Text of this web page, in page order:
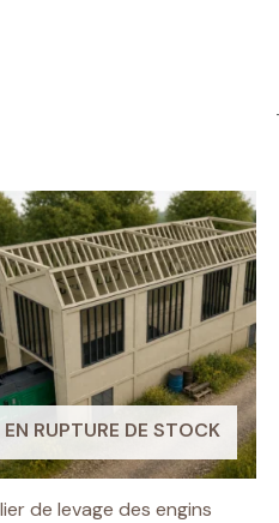
EN RUPTURE DE STOCK
de levage des engins